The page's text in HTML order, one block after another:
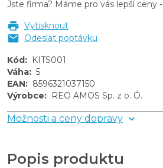
Jste firma? Máme pro vás lepší ceny -
Vytisknout
Odeslat poptávku
Kód: KITS001
Váha: 5
EAN: 8596321037150
Výrobce: REO AMOS Sp. z o. Ó.
Možnosti a ceny dopravy
Popis produktu